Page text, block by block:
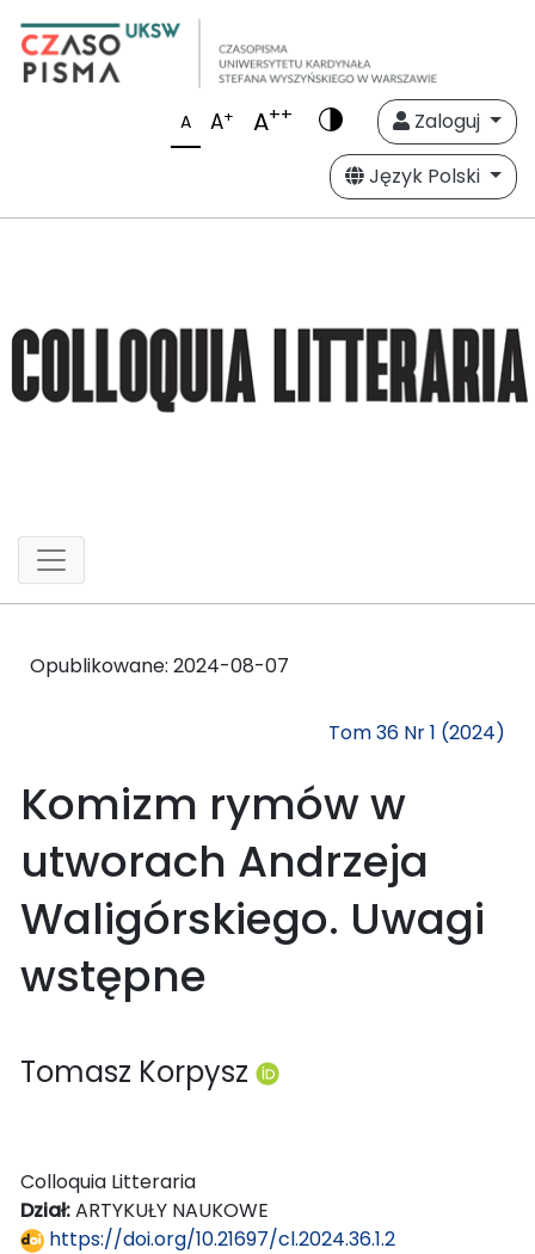
A A+ A++
Zaloguj
Język Polski
Opublikowane: 2024-08-07
Tom 36 Nr 1 (2024)
Komizm rymów w
utworach Andrzeja
Waligórskiego. Uwagi
wstępne
Tomasz Korpysz
Colloquia Litteraria
Dział:ARTYKUŁY NAUKOWE
https://doi.org/10.21697/cl.2024.36.1.2